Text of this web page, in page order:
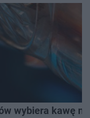
wybiera kawę